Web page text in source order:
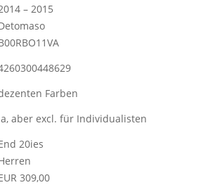
– 2015
Farben
aber excl. für Individualisten
20ies
309,00